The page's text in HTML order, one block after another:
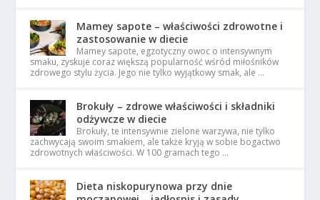
Mamey sapote – właściwości zdrowotne i
zastosowanie w diecie
Mamey sapote, egzotyczny owoc o intensywnym
smaku, zyskuje coraz większą popularność wśród miłośników
zdrowego stylu życia. Jego nie tylko wyjątkowy smak, ale …
Brokuły – zdrowe właściwości i składniki
odżywcze w diecie
Brokuły, te intensywnie zielone warzywa, nie tylko
zachwycają swoim smakiem, ale także kryją w sobie bogactwo
zdrowotnych właściwości. W 100 gramach tego …
Dieta niskopurynowa przy dnie